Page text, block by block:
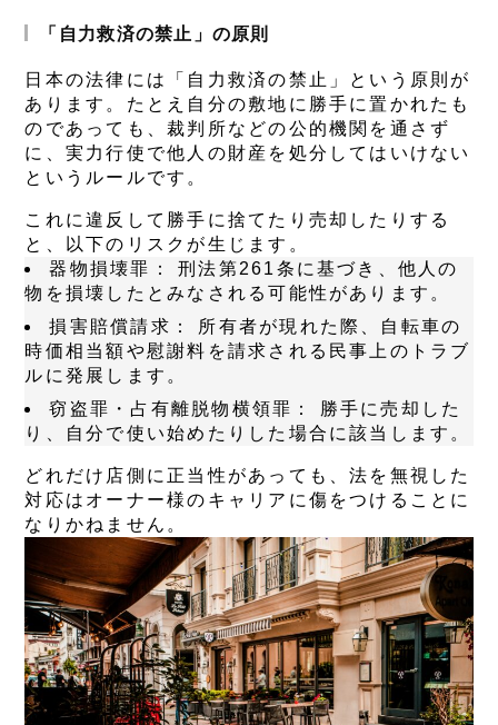
「自力救済の禁止」の原則
日本の法律には「自力救済の禁止」という原則が
あります。たとえ自分の敷地に勝手に置かれたも
のであっても、裁判所などの公的機関を通さず
に、実力行使で他人の財産を処分してはいけない
というルールです。
これに違反して勝手に捨てたり売却したりする
と、以下のリスクが生じます。
器物損壊罪：
刑法第261条に基づき、他人の
物を損壊したとみなされる可能性があります。
損害賠償請求：
所有者が現れた際、自転車の
時価相当額や慰謝料を請求される民事上のトラブ
ルに発展します。
窃盗罪・占有離脱物横領罪：
勝手に売却した
り、自分で使い始めたりした場合に該当します。
どれだけ店側に正当性があっても、法を無視した
対応はオーナー様のキャリアに傷をつけることに
なりかねません。